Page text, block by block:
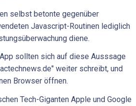
selbst betonte gegenüber
Javascript-Routinen lediglich
diene.
sollten sich auf diese Ausssage
weiter schreibt, und
Browser öffnen.
Tech-Giganten Apple und Google